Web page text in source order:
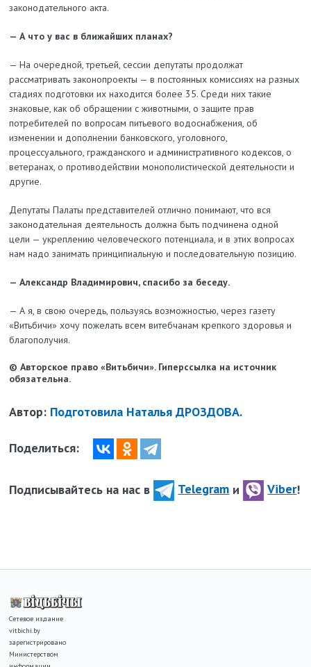
законодательного акта.
— А что у вас в ближайших планах?
— На очередной, третьей, сессии депутаты продолжат
рассматривать законопроекты — в постоянных комиссиях на разных
стадиях подготовки их находится более 35. Среди них такие
знаковые, как об обращении с животными, о защите прав
потребителей по вопросам питьевого водоснабжения, об
изменении и дополнении банков­ского, уголовного,
процессуального, гражданского и административного кодексов, о
ветеранах, о противодействии монополистической деятельности и
другие.
Депутаты Палаты представителей отлично понимают, что вся
законодательная деятельность должна быть подчинена одной
цели — укреплению человеческого потенциала, и в этих во­просах
нам надо занимать принципиальную и последовательную позицию.
— Александр Владимирович, спасибо за беседу.
— А я, в свою очередь, пользуясь возможностью, через газету
«Витьбичи» хочу пожелать всем витебчанам крепкого здоровья и
благополучия.
© Авторское право «Витьбичи». Гиперссылка на источник
обязательна.
Автор: Подготовила Наталья ДРОЗДОВА.
Поделиться:
Подписывайтесь на нас в Telegram и Viber!
Сетевое издание
vitbichi.by
зарегистрировано
Министерством